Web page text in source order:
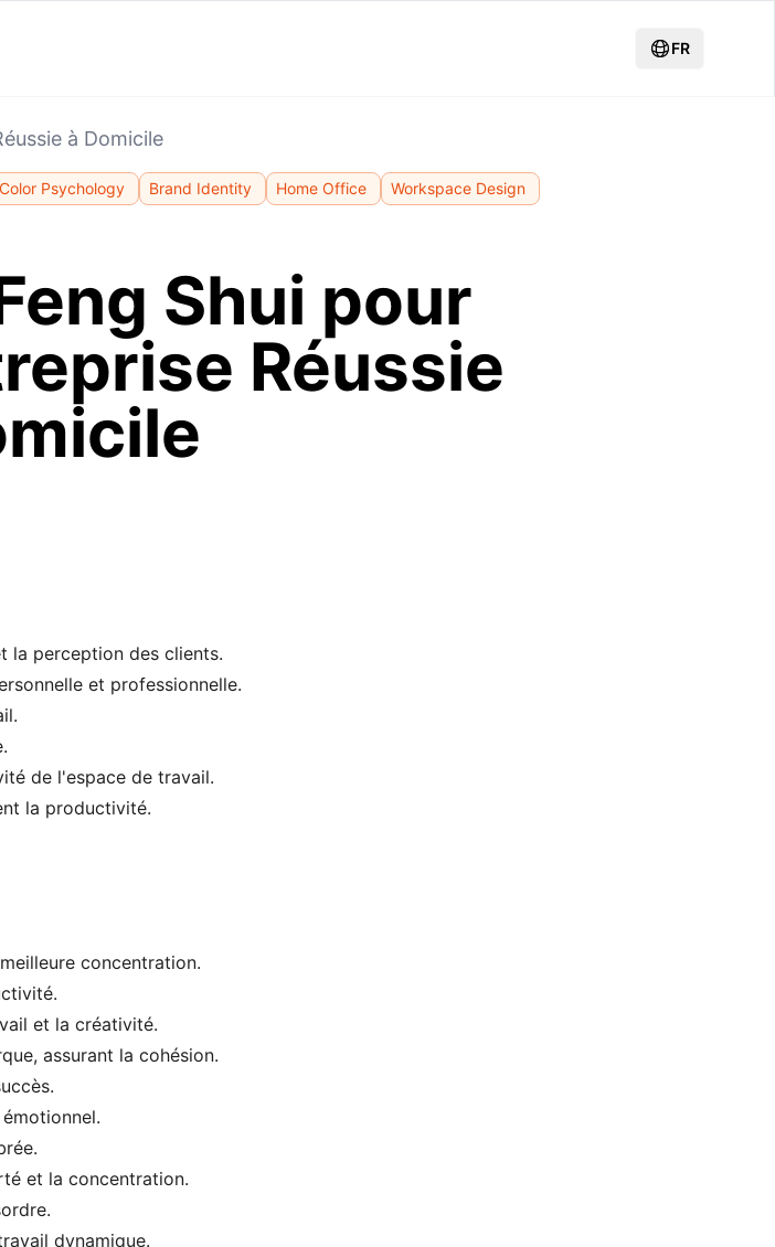
FR
à Domicile
Color Psychology Brand Identity Home Office Workspace Design
Shui pour
Réussie
la perception des clients.
et professionnelle.
de l'espace de travail.
la productivité.
concentration.
et la créativité.
assurant la cohésion.
et la concentration.
dynamique.